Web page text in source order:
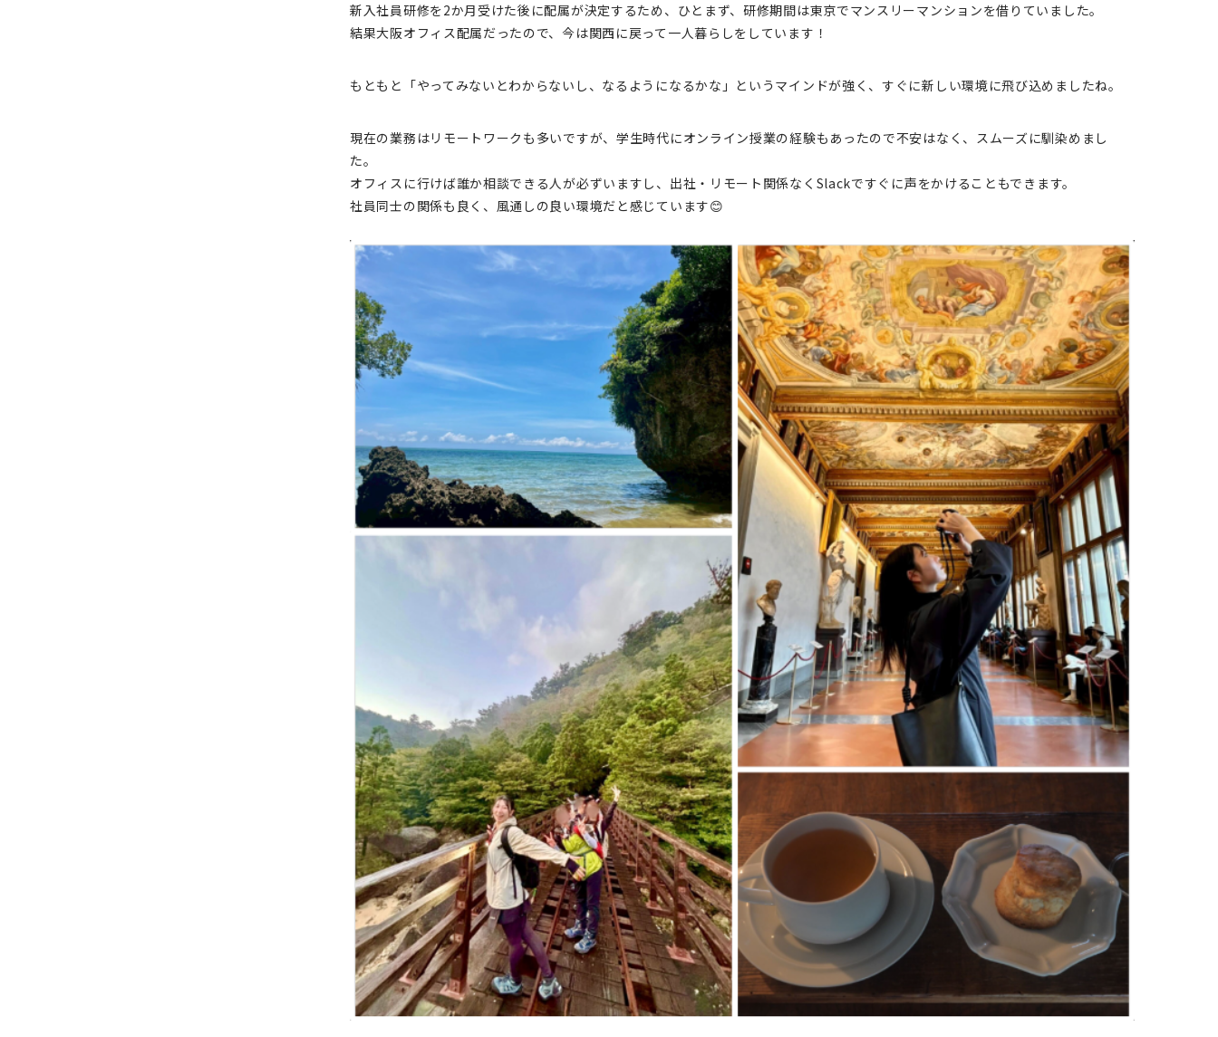
新入社員研修を2か月受けた後に配属が決定するため、ひとまず、研修期間は東京でマンスリーマンションを借りていました。
結果大阪オフィス配属だったので、今は関西に戻って一人暮らしをしています！
もともと「やってみないとわからないし、なるようになるかな」というマインドが強く、すぐに新しい環境に飛び込めましたね。
現在の業務はリモートワークも多いですが、学生時代にオンライン授業の経験もあったので不安はなく、スムーズに馴染めまし
た。
オフィスに行けば誰か相談できる人が必ずいますし、出社・リモート関係なくSlackですぐに声をかけることもできます。
社員同士の関係も良く、風通しの良い環境だと感じています😊